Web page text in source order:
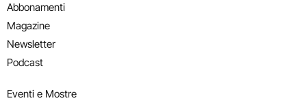
Abbonamenti
Magazine
Newsletter
Podcast
Eventi e Mostre